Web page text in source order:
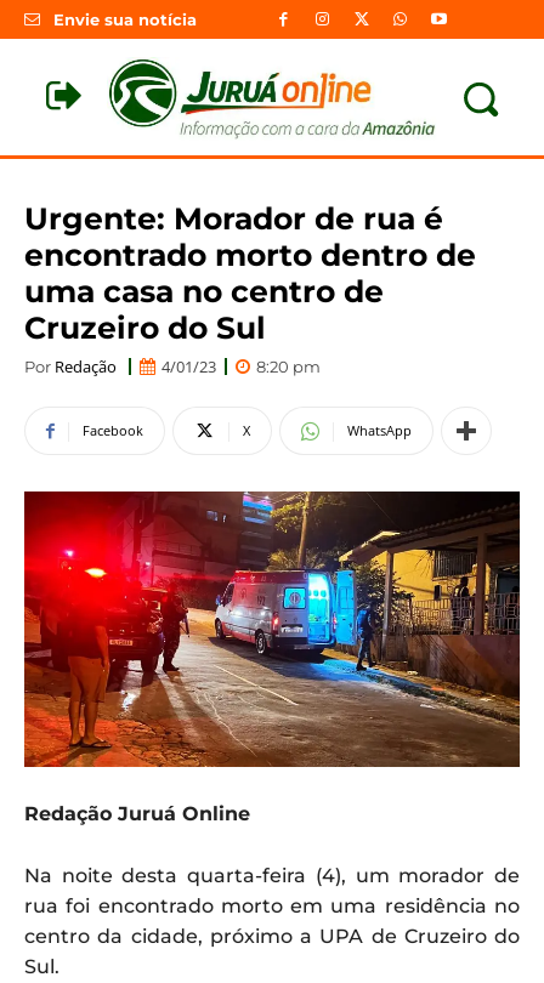
Envie sua notícia
Urgente: Morador de rua é
encontrado morto dentro de
uma casa no centro de
Cruzeiro do Sul
Por Redação 4/01/23 8:20 pm
Facebook X WhatsApp
Redação Juruá Online
Na noite desta quarta-feira (4), um morador de
rua foi encontrado morto em uma residência no
centro da cidade, próximo a UPA de Cruzeiro do
Sul.